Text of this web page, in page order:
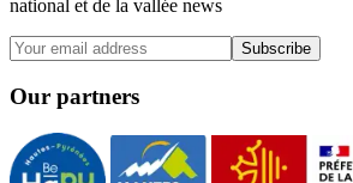
national et de la vallée news
Subscribe
Our partners